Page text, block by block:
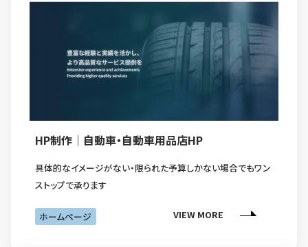
HP制作｜自動車・自動車用品店HP
具体的なイメージがない・限られた予算しかない場合でもワン
ストップで承ります
ホームページ VIEW MORE